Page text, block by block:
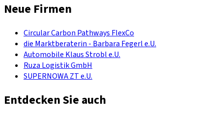
Neue Firmen
Circular Carbon Pathways FlexCo
die Marktberaterin - Barbara Fegerl e.U.
Automobile Klaus Strobl e.U.
Ruza Logistik GmbH
SUPERNOWA ZT e.U.
Entdecken Sie auch